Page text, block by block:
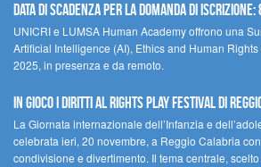
Data di scadenza per la domanda di iscrizione:
UNICRI e LUMSA Human Academy offrono una
Artificial Intelligence (AI), Ethics and Human
2025, in presenza e da remoto.
In gioco i diritti al Rights Play Festival di
La Giornata internazionale dell’Infanzia e
celebrata ieri, 20 novembre, a Reggio Calabria
condivisione e divertimento. Il tema centrale,